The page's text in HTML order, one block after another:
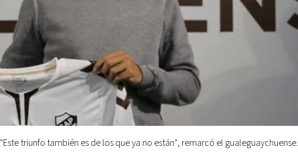
"Este triunfo también es de los que ya no están", remarcó el gualeguaychuense.